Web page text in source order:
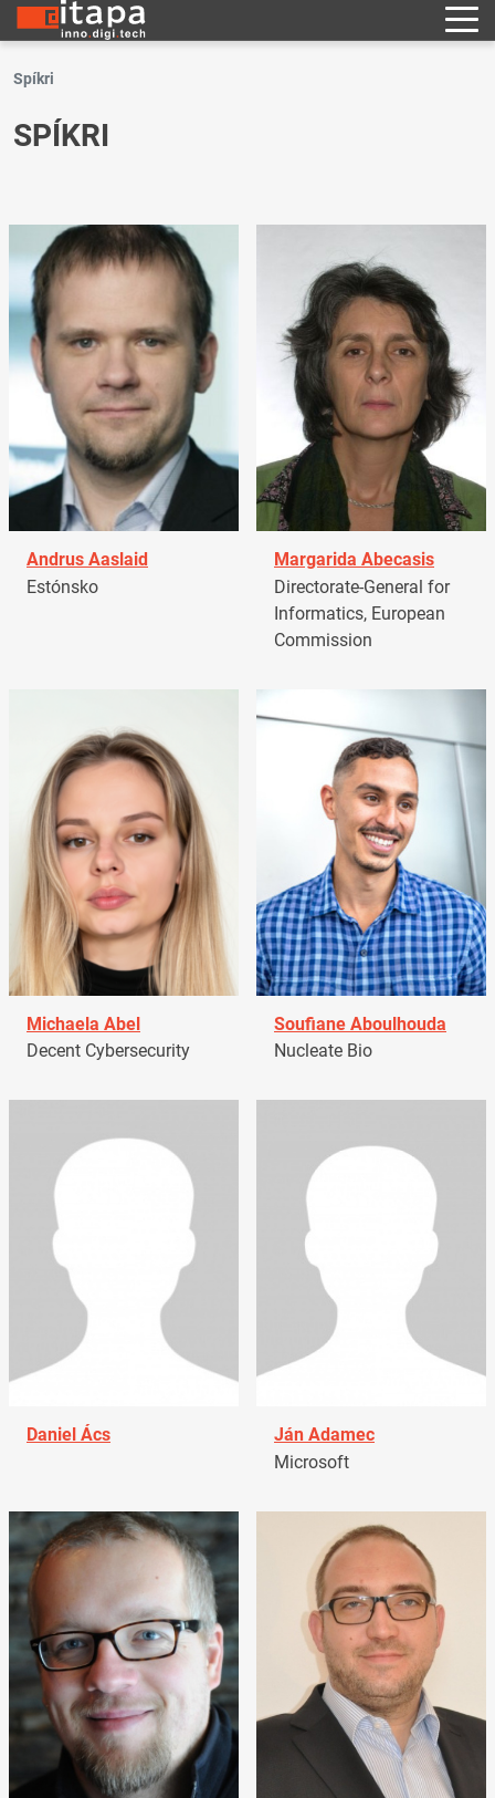
Spíkri
SPÍKRI
Andrus Aaslaid
Estónsko
Margarida Abecasis
Directorate-General for
Informatics, European
Commission
Michaela Abel
Decent Cybersecurity
Soufiane Aboulhouda
Nucleate Bio
Daniel Ács
Ján Adamec
Microsoft